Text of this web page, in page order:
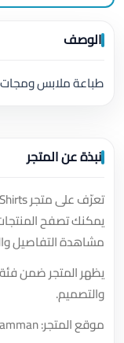
الوصف
طباعة ملابس ومجات
نبذة عن المتجر
يمكنك تصفح
مشاهدة التفاصيل
يظهر المتجر ضمن
والتصميم.
موقع المتجر: amman.